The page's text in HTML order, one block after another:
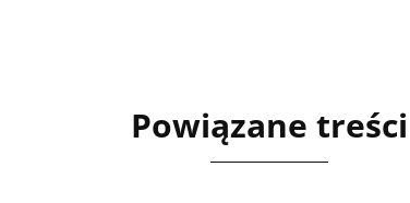
Powiązane treści